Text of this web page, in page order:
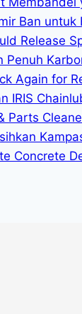
Ban untuk
Release
Penuh
Again for
IRIS
Parts
Concrete